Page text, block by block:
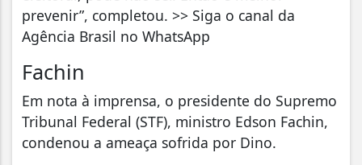
prevenir”, completou. >> Siga o canal da
Agência Brasil no WhatsApp
Fachin
Em nota à imprensa, o presidente do Supremo
Tribunal Federal (STF), ministro Edson Fachin,
condenou a ameaça sofrida por Dino.